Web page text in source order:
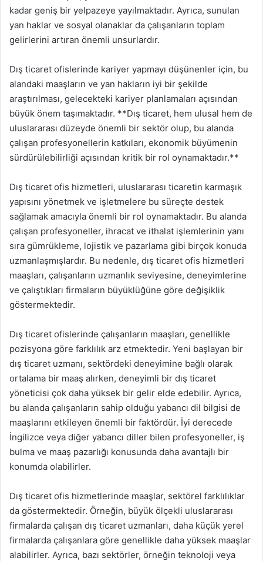
kadar geniş bir yelpazeye yayılmaktadır. Ayrıca, sunulan
yan haklar ve sosyal olanaklar da çalışanların toplam
gelirlerini artıran önemli unsurlardır.
Dış ticaret ofislerinde kariyer yapmayı düşünenler için, bu
alandaki maaşların ve yan hakların iyi bir şekilde
araştırılması, gelecekteki kariyer planlamaları açısından
büyük önem taşımaktadır. **Dış ticaret, hem ulusal hem de
uluslararası düzeyde önemli bir sektör olup, bu alanda
çalışan profesyonellerin katkıları, ekonomik büyümenin
sürdürülebilirliği açısından kritik bir rol oynamaktadır.**
Dış ticaret ofis hizmetleri, uluslararası ticaretin karmaşık
yapısını yönetmek ve işletmelere bu süreçte destek
sağlamak amacıyla önemli bir rol oynamaktadır. Bu alanda
çalışan profesyoneller, ihracat ve ithalat işlemlerinin yanı
sıra gümrükleme, lojistik ve pazarlama gibi birçok konuda
uzmanlaşmışlardır. Bu nedenle, dış ticaret ofis hizmetleri
maaşları, çalışanların uzmanlık seviyesine, deneyimlerine
ve çalıştıkları firmaların büyüklüğüne göre değişiklik
göstermektedir.
Dış ticaret ofislerinde çalışanların maaşları, genellikle
pozisyona göre farklılık arz etmektedir. Yeni başlayan bir
dış ticaret uzmanı, sektördeki deneyimine bağlı olarak
ortalama bir maaş alırken, deneyimli bir dış ticaret
yöneticisi çok daha yüksek bir gelir elde edebilir. Ayrıca,
bu alanda çalışanların sahip olduğu yabancı dil bilgisi de
maaşlarını etkileyen önemli bir faktördür. İyi derecede
İngilizce veya diğer yabancı diller bilen profesyoneller, iş
bulma ve maaş pazarlığı konusunda daha avantajlı bir
konumda olabilirler.
Dış ticaret ofis hizmetlerinde maaşlar, sektörel farklılıklar
da göstermektedir. Örneğin, büyük ölçekli uluslararası
firmalarda çalışan dış ticaret uzmanları, daha küçük yerel
firmalarda çalışanlara göre genellikle daha yüksek maaşlar
alabilirler. Ayrıca, bazı sektörler, örneğin teknoloji veya